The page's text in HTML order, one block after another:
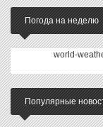
Погода на неделю
world-
Популярные